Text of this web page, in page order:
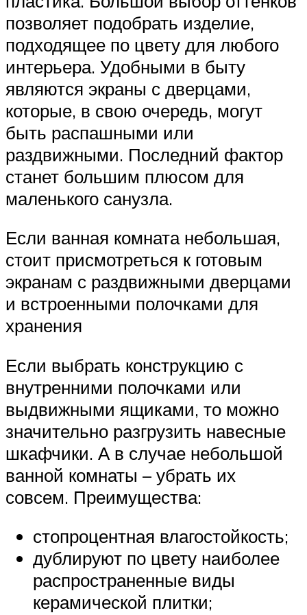
позволяет подобрать изделие,
подходящее по цвету для любого
интерьера. Удобными в быту
являются экраны с дверцами,
которые, в свою очередь, могут
быть распашными или
раздвижными. Последний фактор
станет большим плюсом для
маленького санузла.
Если ванная комната небольшая,
стоит присмотреться к готовым
экранам с раздвижными дверцами
и встроенными полочками для
хранения
Если выбрать конструкцию с
внутренними полочками или
выдвижными ящиками, то можно
значительно разгрузить навесные
шкафчики. А в случае небольшой
ванной комнаты – убрать их
совсем. Преимущества:
стопроцентная влагостойкость;
дублируют по цвету наиболее
распространенные виды
керамической плитки;